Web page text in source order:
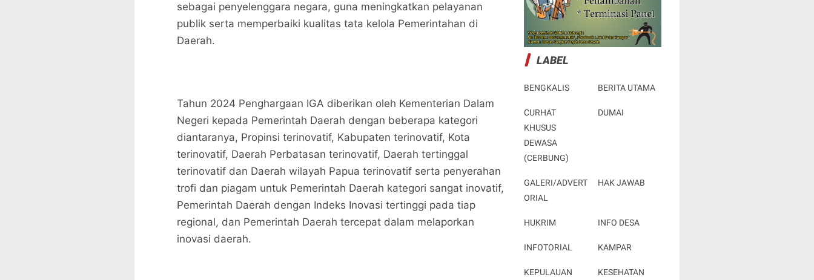
H. Zukri Kembali Meraih Penghargaan Bergengsi
Dalam Ajang Innovative Government Awards
Potret Peristiwa
Bagikan ke media lain
sebagai penyelenggara negara, guna meningkatkan pelayanan
publik serta memperbaiki kualitas tata kelola Pemerintahan di
Daerah.
Tahun 2024 Penghargaan IGA diberikan oleh Kementerian Dalam
Negeri kepada Pemerintah Daerah dengan beberapa kategori
diantaranya, Propinsi terinovatif, Kabupaten terinovatif, Kota
terinovatif, Daerah Perbatasan terinovatif, Daerah tertinggal
terinovatif dan Daerah wilayah Papua terinovatif serta penyerahan
trofi dan piagam untuk Pemerintah Daerah kategori sangat inovatif,
Pemerintah Daerah dengan Indeks Inovasi tertinggi pada tiap
regional, dan Pemerintah Daerah tercepat dalam melaporkan
inovasi daerah.
H. Zukri Kembali Meraih Penghargaan Bergengsi
Dalam Ajang Innovative Government Awards
Potret Peristiwa
Bagikan ke media lain
LABEL
BENGKALIS BERITA UTAMA
CURHAT
KHUSUS
DEWASA
(CERBUNG)
DUMAI
GALERI/ADVERT
ORIAL
HAK JAWAB
HUKRIM INFO DESA
INFOTORIAL KAMPAR
KEPULAUAN
KESEHATAN